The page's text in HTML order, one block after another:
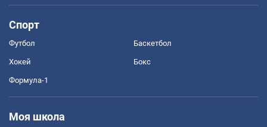
Спорт
Футбол Баскетбол
Хокей Бокс
Формула-1
Моя школа